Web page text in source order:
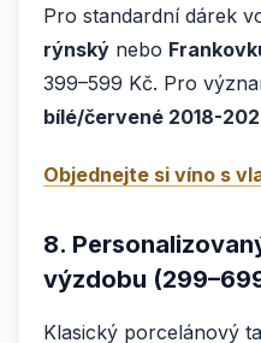
Pro standardní dárek
rýnský nebo
399–599 Kč. Pro
bílé/červené 2018-
Objednejte si víno s
8.
výzdobu
Klasický porcelánový